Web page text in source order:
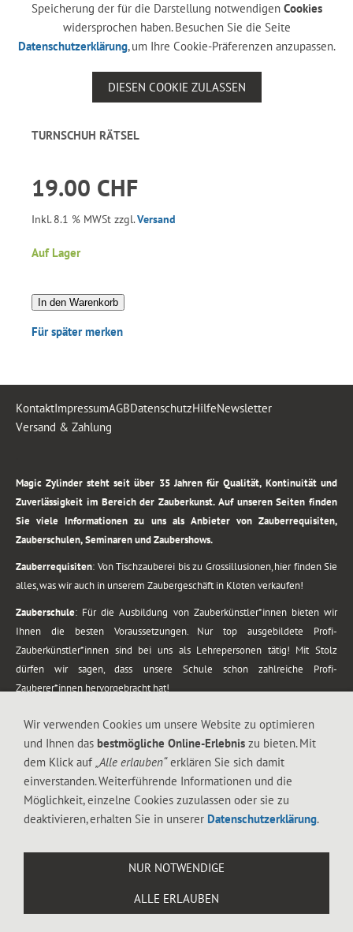
Speicherung der für die Darstellung notwendigen Cookies
widersprochen haben. Besuchen Sie die Seite
Datenschutzerklärung, um Ihre Cookie-Präferenzen anzupassen.
DIESEN COOKIE ZULASSEN
TURNSCHUH RÄTSEL
19.00 CHF
Inkl. 8.1 % MWSt zzgl.Versand
Auf Lager
In den Warenkorb
Für später merken
KontaktImpressumAGBDatenschutzHilfeNewsletter
Versand & Zahlung
Magic Zylinder steht seit über 35 Jahren für Qualität, Kontinuität und
Zuverlässigkeit im Bereich der Zauberkunst. Auf unseren Seiten finden
Sie viele Informationen zu uns als Anbieter von Zauberrequisiten,
Zauberschulen, Seminaren und Zaubershows.
Zauberrequisiten: Von Tischzauberei bis zu Grossillusionen, hier finden Sie
alles, was wir auch in unserem Zaubergeschäft in Kloten verkaufen!
Zauberschule: Für die Ausbildung von Zauberkünstler*innen bieten wir
Ihnen die besten Voraussetzungen. Nur top ausgebildete Profi-
Zauberkünstler*innen sind bei uns als Lehrepersonen tätig! Mit Stolz
dürfen wir sagen, dass unsere Schule schon zahlreiche Profi-
Zauberer*innen hervorgebracht hat!
vom Kinderprogramm bis zur Tischzauberei. Lassen Sie sich faszinieren von
meiner Zauber-Sprech-Show, angerührt mit sprachlichen Sequenzen,
gewürzt mit Gags und visuellen Illusionen wie Kaninchen, Vasen, Seilen,
Flughafenstrasse 4, 8302 Kloten
Wir verwenden Cookies um unsere Website zu optimieren
und Ihnen das bestmögliche Online-Erlebnis zu bieten. Mit
dem Klick auf „Alle erlauben“erklären Sie sich damit
einverstanden. Weiterführende Informationen und die
Möglichkeit, einzelne Cookies zuzulassen oder sie zu
deaktivieren, erhalten Sie in unserer Datenschutzerklärung.
NUR NOTWENDIGE
ALLE ERLAUBEN